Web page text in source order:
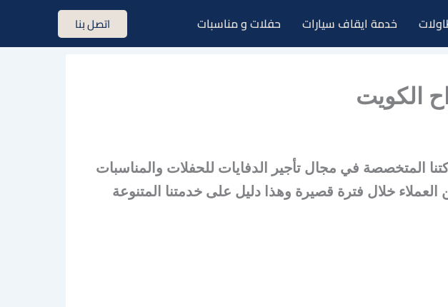
خدمة ايقاف سيارات حفلات و مناسبات اتصل بنا
المتخصصة في مجال تأجير الدفايات للحفلات والمناسبات
خلال فترة قصيرة وهذا دليل على خدمتنا المتنوعة